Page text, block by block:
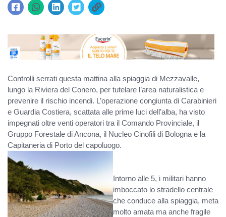
Controlli serrati questa mattina alla spiaggia di Mezzavalle,
lungo la Riviera del Conero, per tutelare l’area naturalistica e
prevenire il rischio incendi. L’operazione congiunta di Carabinieri
e Guardia Costiera, scattata alle prime luci dell’alba, ha visto
impegnati oltre venti operatori tra il Comando Provinciale, il
Gruppo Forestale di Ancona, il Nucleo Cinofili di Bologna e la
Capitaneria di Porto del capoluogo.
Intorno alle 5, i militari hanno
imboccato lo stradello centrale
che conduce alla spiaggia, meta
molto amata ma anche fragile